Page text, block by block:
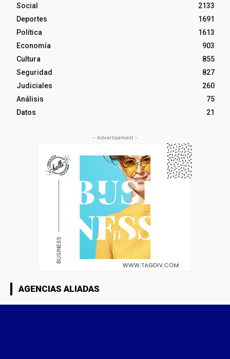
Social
2133
Deportes
1691
Política
1613
Economía
903
Cultura
855
Seguridad
827
Judiciales
260
Análisis
75
Datos
21
- Advertisement -
AGENCIAS ALIADAS